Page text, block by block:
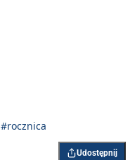
#rocznica
Udostępnij